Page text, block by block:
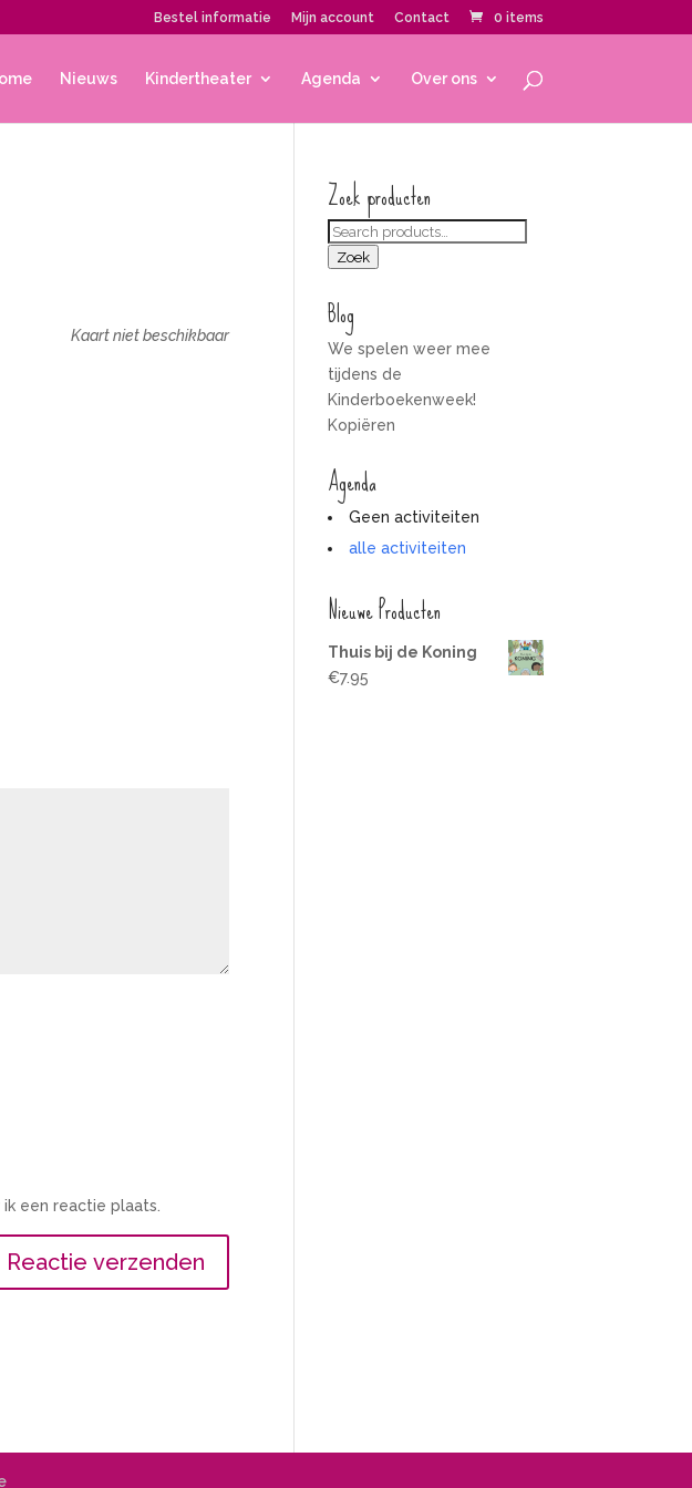
Bestel informatie Mijn account Contact 0 items
Nieuws Kindertheater Agenda Over ons
Kaart niet beschikbaar
een reactie plaats.
Zoek producten
Zoeken
voor:
Zoek
Blog
We spelen weer mee
tijdens de
Kinderboekenweek!
Kopiëren
Agenda
Geen activiteiten
alle activiteiten
Nieuwe Producten
Thuis bij de Koning
€7.95